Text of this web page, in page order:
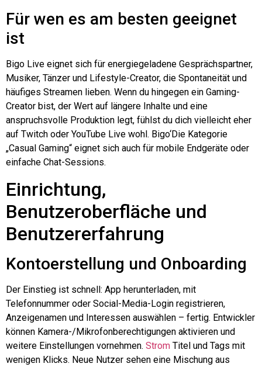
Für wen es am besten geeignet
ist
Bigo Live eignet sich für energiegeladene Gesprächspartner,
Musiker, Tänzer und Lifestyle-Creator, die Spontaneität und
häufiges Streamen lieben. Wenn du hingegen ein Gaming-
Creator bist, der Wert auf längere Inhalte und eine
anspruchsvolle Produktion legt, fühlst du dich vielleicht eher
auf Twitch oder YouTube Live wohl. Bigo‘Die Kategorie
„Casual Gaming“ eignet sich auch für mobile Endgeräte oder
einfache Chat-Sessions.
Einrichtung,
Benutzeroberfläche und
Benutzererfahrung
Kontoerstellung und Onboarding
Der Einstieg ist schnell: App herunterladen, mit
Telefonnummer oder Social-Media-Login registrieren,
Anzeigenamen und Interessen auswählen – fertig. Entwickler
können Kamera-/Mikrofonberechtigungen aktivieren und
weitere Einstellungen vornehmen. Strom Titel und Tags mit
wenigen Klicks. Neue Nutzer sehen eine Mischung aus